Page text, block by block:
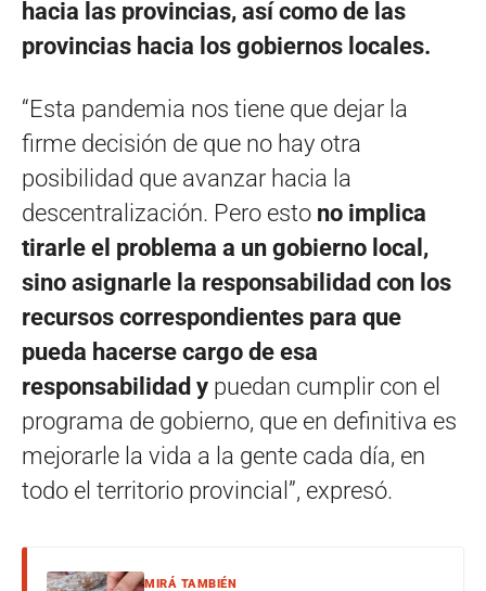
hacia las provincias, así como de las
provincias hacia los gobiernos locales.
“Esta pandemia nos tiene que dejar la
firme decisión de que no hay otra
posibilidad que avanzar hacia la
descentralización. Pero esto no implica
tirarle el problema a un gobierno local,
sino asignarle la responsabilidad con los
recursos correspondientes para que
pueda hacerse cargo de esa
responsabilidad y puedan cumplir con el
programa de gobierno, que en definitiva es
mejorarle la vida a la gente cada día, en
todo el territorio provincial”, expresó.
MIRÁ TAMBIÉN